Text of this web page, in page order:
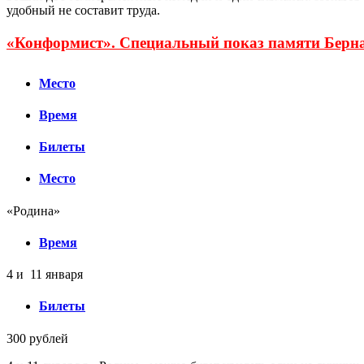
удобный не составит труда.
«Конформист». Специальный показ памяти
Место
Время
Билеты
Место
«Родина»
Время
4 и 11 января
Билеты
300 рублей